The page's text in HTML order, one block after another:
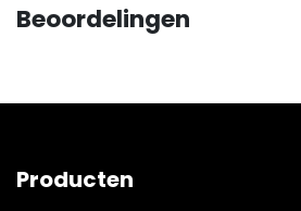
Beoordelingen
Producten